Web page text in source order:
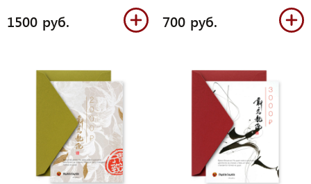
1500 руб. 700 руб.